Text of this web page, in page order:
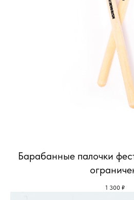
Барабанные палочки
1 300 ₽